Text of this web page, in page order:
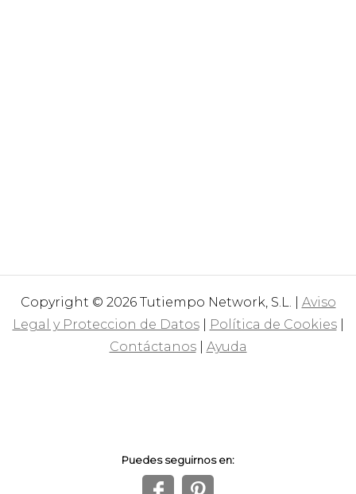
Copyright © 2026 Tutiempo Network, S.L. | Aviso
Legal y Proteccion de Datos| Política de Cookies|
Contáctanos| Ayuda
Puedes seguirnos en: